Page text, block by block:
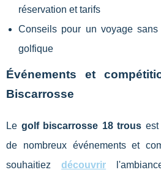
réservation et tarifs
Conseils pour un voyage
golfique
Événements et
Biscarrosse
Le golf biscarrosse 18 trous
de nombreux événements et
souhaitiezdécouvrir